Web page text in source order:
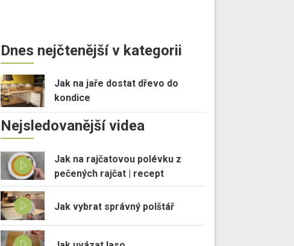
Dnes nejčtenější v kategorii
Jak na jaře dostat dřevo do
kondice
Nejsledovanější videa
Jak na rajčatovou polévku z
pečených rajčat | recept
Jak vybrat správný polštář